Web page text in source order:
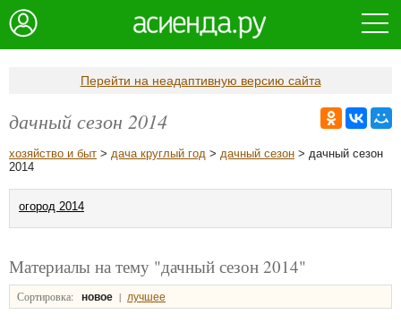
Перейти на неадаптивную версию сайта
дачный сезон 2014
хозяйство и быт > дача круглый год > дачный сезон > дачный сезон
2014
огород 2014
Материалы на тему "дачный сезон 2014"
Сортировка: новое | лучшее